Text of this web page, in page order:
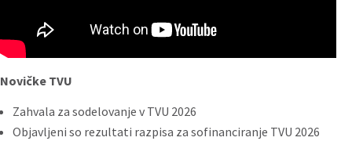
Novičke TVU
Zahvala za sodelovanje v TVU 2026
Objavljeni so rezultati razpisa za sofinanciranje TVU 2026